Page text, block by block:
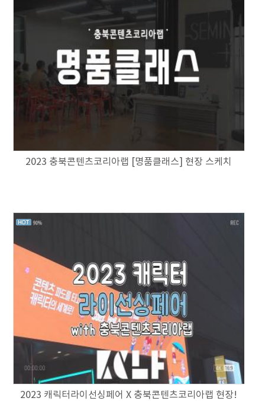
2023 충북콘텐츠코리아랩 [명품클래스] 현장 스케치
2023 캐릭터라이선싱페어 X 충북콘텐츠코리아랩 현장!